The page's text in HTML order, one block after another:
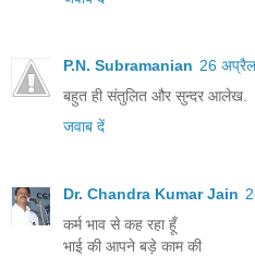
P.N. Subramanian 26
बहुत ही संतुलित और सुन्दर आलेख.
जवाब दें
Dr. Chandra Kumar Jain
कर्म भाव से कह रहा हूँ
भाई की आपने बड़े काम की